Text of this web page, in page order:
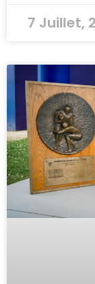
7 Juillet,